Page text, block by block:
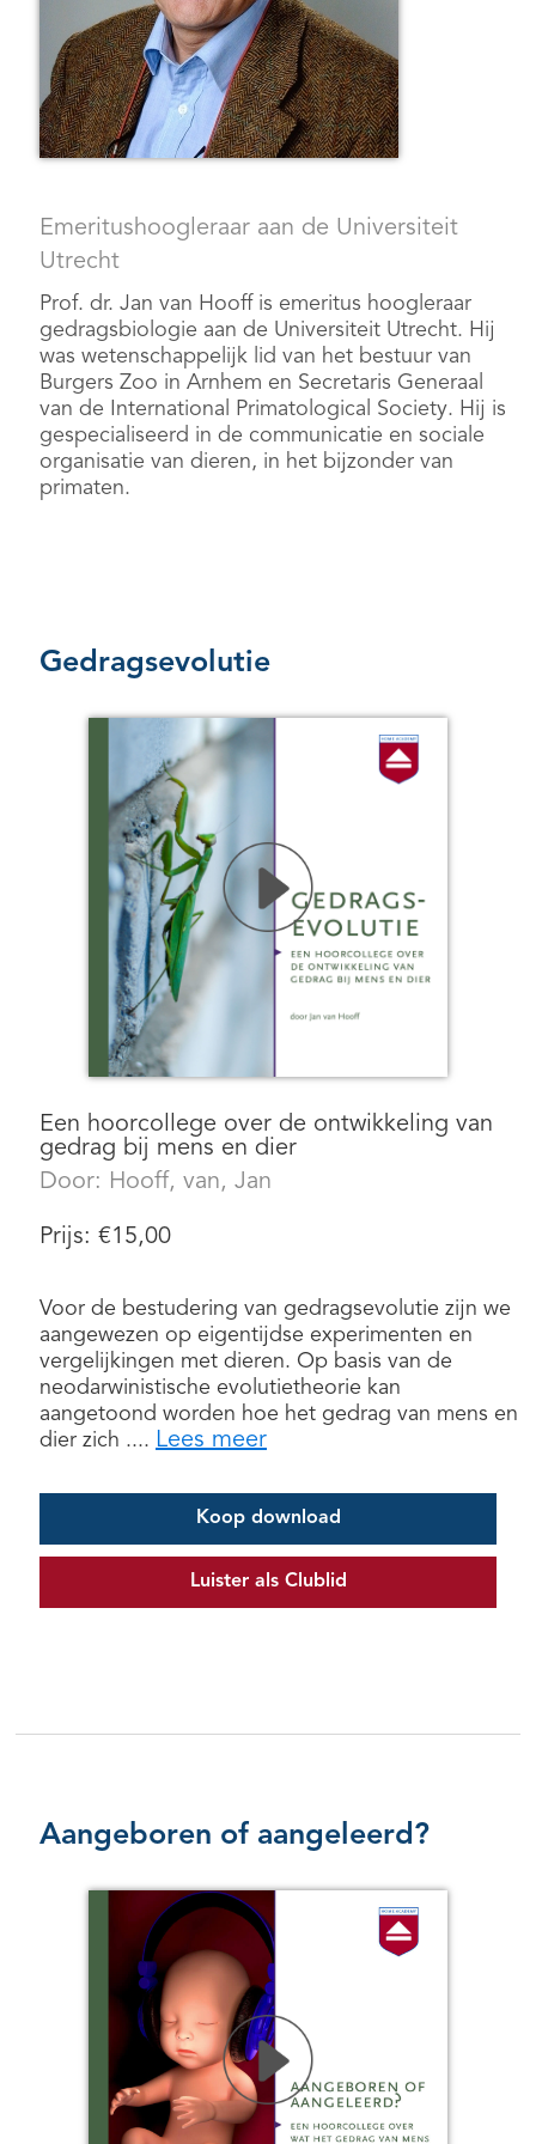
Emeritushoogleraar aan de Universiteit
Utrecht
Prof. dr. Jan van Hooff is emeritus hoogleraar
gedragsbiologie aan de Universiteit Utrecht. Hij
was wetenschappelijk lid van het bestuur van
Burgers Zoo in Arnhem en Secretaris Generaal
van de International Primatological Society. Hij is
gespecialiseerd in de communicatie en sociale
organisatie van dieren, in het bijzonder van
primaten.
Gedragsevolutie
Een hoorcollege over de ontwikkeling van
gedrag bij mens en dier
Door: Hooff, van, Jan
Prijs: €15,00
Voor de bestudering van gedragsevolutie zijn we
aangewezen op eigentijdse experimenten en
vergelijkingen met dieren. Op basis van de
neodarwinistische evolutietheorie kan
aangetoond worden hoe het gedrag van mens en
dier zich .... Lees meer
Koop download
Luister als Clublid
Aangeboren of aangeleerd?